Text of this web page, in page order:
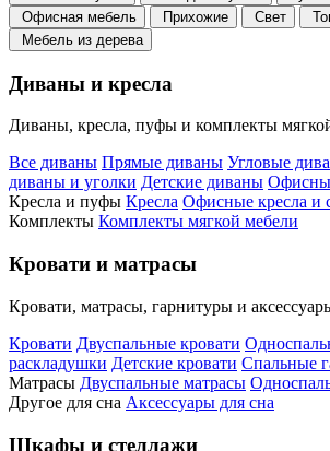
Офисная мебель
Прихожие Свет
Мебель из дерева
Диваны и кресла
Диваны, кресла, пуфы и комплекты
Все диваны Прямые диваны Угловые
диваны и уголки Детские диваны
Кресла и пуфы Кресла Офисные кресла и
Комплекты Комплекты мягкой мебели
Кровати и матрасы
Кровати, матрасы, гарнитуры и
Кровати Двуспальные кровати
раскладушки Детские кровати Спальные
Матрасы Двуспальные матрасы
Другое для сна Аксессуары для сна
Шкафы и стеллажи